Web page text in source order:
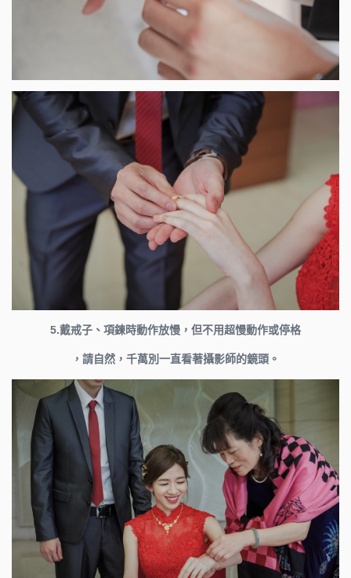
5.戴戒子、項鍊時動作放慢，但不用超慢動作或停格
，請自然，千萬別一直看著攝影師的鏡頭。